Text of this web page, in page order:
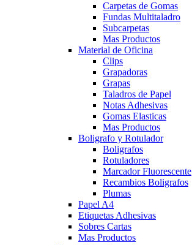
Carpetas de Gomas
Fundas Multitaladro
Subcarpetas
Mas Productos
Material de Oficina
Clips
Grapadoras
Grapas
Taladros de Papel
Notas Adhesivas
Gomas Elasticas
Mas Productos
Boligrafo y Rotulador
Boligrafos
Rotuladores
Marcador Fluorescente
Recambios Boligrafos
Plumas
Papel A4
Etiquetas Adhesivas
Sobres Cartas
Mas Productos